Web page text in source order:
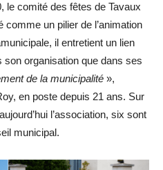
le comité des fêtes de Tavaux
un pilier de l’animation
il entretient un lien
organisation que dans ses
de la municipalité »,
en poste depuis 21 ans. Sur
l’association, six sont
municipal.